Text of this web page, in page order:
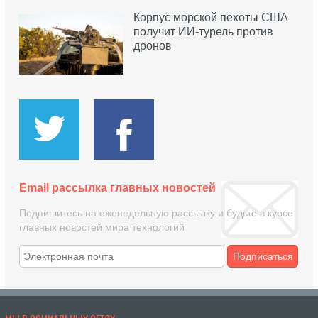
Корпус морской пехоты США
получит ИИ-турель против
дронов
Email рассылка главных новостей
Подпишитесь на еженедельную рассылку и будьте в курсе
главных новостей мира технологий
Подписаться